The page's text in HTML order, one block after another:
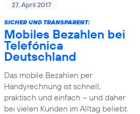
27. April 2017
SICHER UND TRANSPARENT:
Mobiles Bezahlen bei
Telefónica
Deutschland
Das mobile Bezahlen per
Handyrechnung ist schnell,
praktisch und einfach – und daher
bei vielen Kunden im Alltag beliebt.